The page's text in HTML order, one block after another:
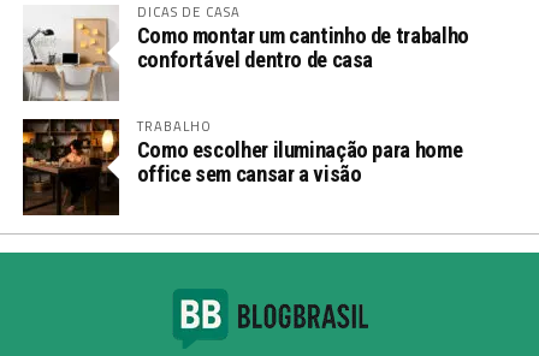
DICAS DE CASA
Como montar um cantinho de trabalho
confortável dentro de casa
TRABALHO
Como escolher iluminação para home
office sem cansar a visão